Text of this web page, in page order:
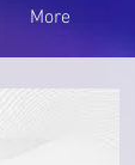
More